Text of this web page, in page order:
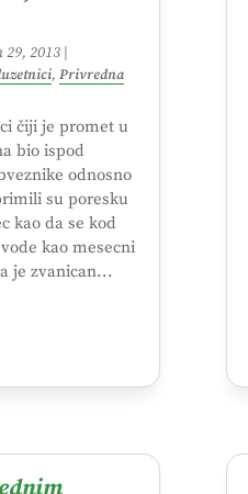
29, 2013
, Privredna
čiji je promet u
bio ispod
odnosno
su poresku
kao da se kod
kao mesecni
je zvanican...